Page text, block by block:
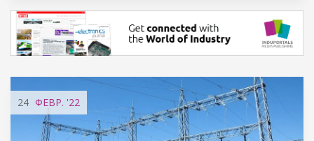
24 ФЕВР. '22